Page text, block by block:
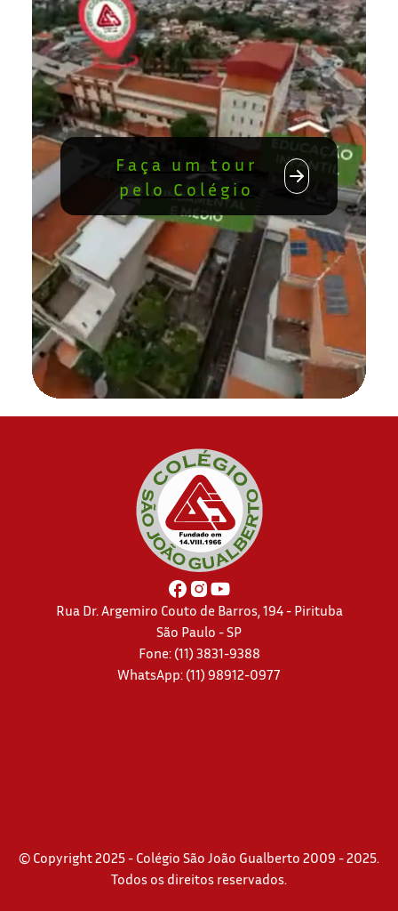
Faça um tour
pelo Colégio
Rua Dr. Argemiro Couto de Barros, 194 - Pirituba
São Paulo - SP
Fone: (11) 3831-9388
WhatsApp: (11) 98912-0977
© Copyright 2025 - Colégio São João Gualberto 2009 - 2025.
Todos os direitos reservados.